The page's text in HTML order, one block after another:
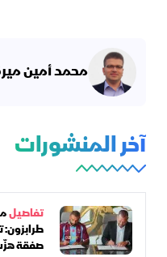
محمد أمين
آخر المنشورات
تفاصيل
صفقة